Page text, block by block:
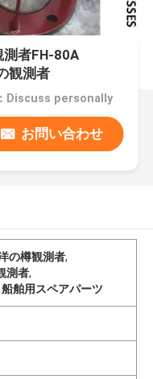
者FH-80A
観測者
Discuss personally
お問い合わせ
の樽観測者,
測者,
舶用スペアパーツ